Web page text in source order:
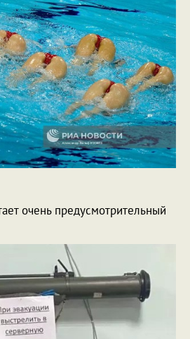
очень предусмотрительный